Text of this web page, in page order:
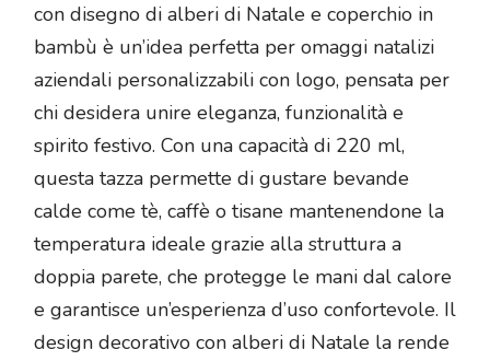
con disegno di alberi di Natale e coperchio in
bambù è un’idea perfetta per omaggi natalizi
aziendali personalizzabili con logo, pensata per
chi desidera unire eleganza, funzionalità e
spirito festivo. Con una capacità di 220 ml,
questa tazza permette di gustare bevande
calde come tè, caffè o tisane mantenendone la
temperatura ideale grazie alla struttura a
doppia parete, che protegge le mani dal calore
e garantisce un’esperienza d’uso confortevole. Il
design decorativo con alberi di Natale la rende